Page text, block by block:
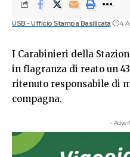
USB - Ufficio Stampa Basilicata 4
I Carabinieri della
in flagranza di reato un
ritenuto responsabile di
compagna.
-